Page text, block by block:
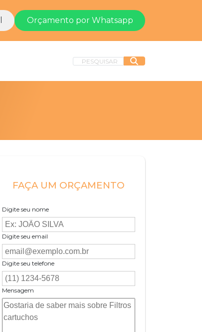
Orçamento por Whatsapp
PESQUISAR
FAÇA UM ORÇAMENTO
Digite seu nome
Digite seu email
Digite seu telefone
Mensagem